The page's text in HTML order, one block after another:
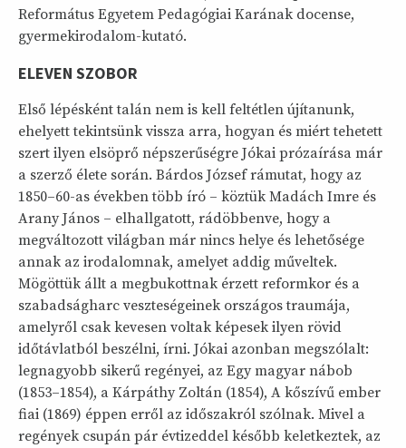
Református Egyetem Pedagógiai Karának docense,
gyermekirodalom-kutató.
ELEVEN SZOBOR
Első lépésként talán nem is kell feltétlen újítanunk,
ehelyett tekintsünk vissza arra, hogyan és miért tehetett
szert ilyen elsöprő népszerűségre Jókai prózaírása már
a szerző élete során. Bárdos József rámutat, hogy az
1850–60-as években több író – köztük Madách Imre és
Arany János – elhallgatott, rádöbbenve, hogy a
megváltozott világban már nincs helye és lehetősége
annak az irodalomnak, amelyet addig műveltek.
Mögöttük állt a megbukottnak érzett reformkor és a
szabadságharc veszteségeinek országos traumája,
amelyről csak kevesen voltak képesek ilyen rövid
időtávlatból beszélni, írni. Jókai azonban megszólalt:
legnagyobb sikerű regényei, az Egy magyar nábob
(1853–1854), a Kárpáthy Zoltán (1854), A kőszívű ember
fiai (1869) éppen erről az időszakról szólnak. Mivel a
regények csupán pár évtizeddel később keletkeztek, az